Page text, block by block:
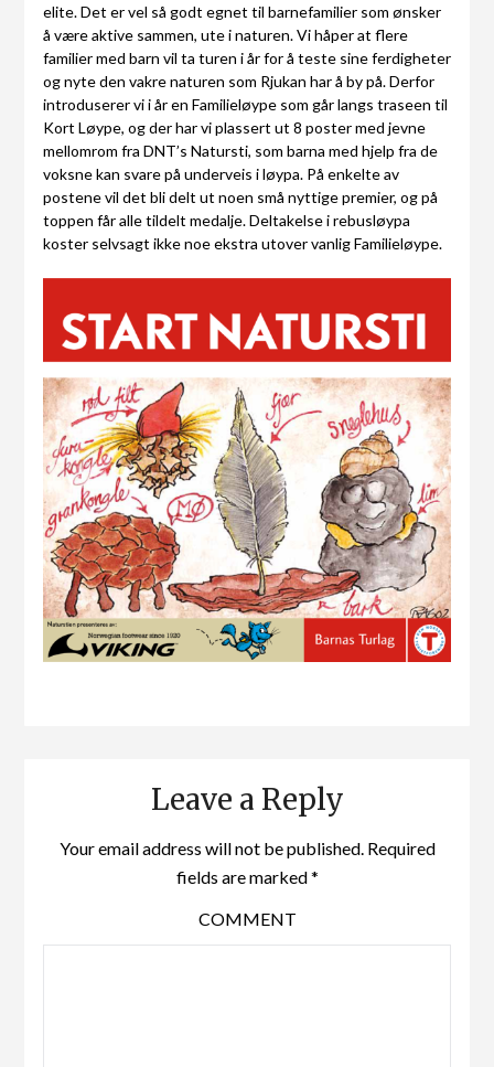
elite. Det er vel så godt egnet til barnefamilier som ønsker
å være aktive sammen, ute i naturen. Vi håper at flere
familier med barn vil ta turen i år for å teste sine ferdigheter
og nyte den vakre naturen som Rjukan har å by på. Derfor
introduserer vi i år en Familieløype som går langs traseen til
Kort Løype, og der har vi plassert ut 8 poster med jevne
mellomrom fra DNT’s Natursti, som barna med hjelp fra de
voksne kan svare på underveis i løypa. På enkelte av
postene vil det bli delt ut noen små nyttige premier, og på
toppen får alle tildelt medalje. Deltakelse i rebusløypa
koster selvsagt ikke noe ekstra utover vanlig Familieløype.
Leave a Reply
Your email address will not be published.Required
fields are marked*
COMMENT